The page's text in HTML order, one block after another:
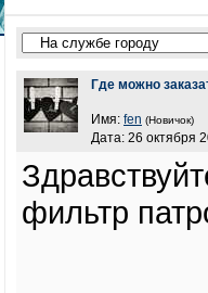
Где можно
Имя: fen (Новичок)
Дата: 26 октября
фильтр